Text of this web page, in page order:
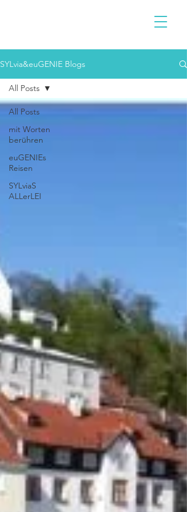
SYLvia&euGENIE Blogs
All Posts
mit Worten
berühren
euGENIEs
Reisen
SYLviaS
ALLerLEI
All Posts